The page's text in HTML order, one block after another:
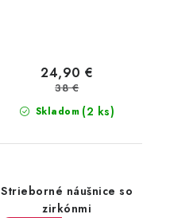
Skladom (2 ks)
24,90 €
38 €
Strieborné náušnice so
zirkónmi